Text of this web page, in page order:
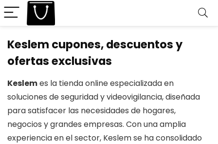
Keslem cupones, descuentos y
ofertas exclusivas
Keslemes la tienda online especializada en
soluciones de seguridad y videovigilancia, diseñada
para satisfacer las necesidades de hogares,
negocios y grandes empresas. Con una amplia
experiencia en el sector, Keslem se ha consolidado